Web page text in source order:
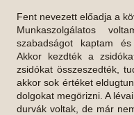
Fent nevezett előadja a
Munkaszolgálatos
szabadságot kaptam és
Akkor kezdték a
zsidókat összeszedték,
akkor sok értéket
dolgokat megörizni. A
durvák voltak, de már